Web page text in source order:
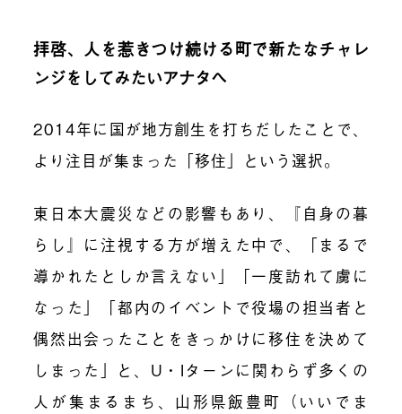
拝啓、人を惹きつけ続ける町で新たなチャレ
ンジをしてみたいアナタへ
2014年に国が地方創生を打ちだしたことで、
より注目が集まった「移住」という選択。
東日本大震災などの影響もあり、『自身の暮
らし』に注視する方が増えた中で、「まるで
導かれたとしか言えない」「一度訪れて虜に
なった」「都内のイベントで役場の担当者と
偶然出会ったことをきっかけに移住を決めて
しまった」と、U・Iターンに関わらず多くの
人が集まるまち、山形県飯豊町 （いいでま